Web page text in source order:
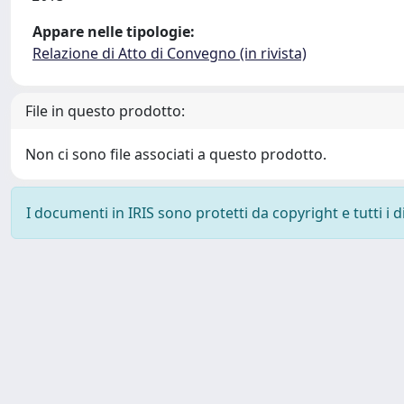
Appare nelle tipologie:
Relazione di Atto di Convegno (in rivista)
File in questo prodotto:
Non ci sono file associati a questo prodotto.
I documenti in IRIS sono protetti da copyright e tutti i